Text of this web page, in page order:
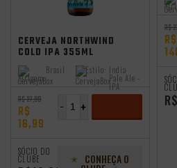
CERVEJA NORTHWIND
COLD IPA 355ML
Origem:
Brasil Estilo: India
Pale Ale -
IPA
R$ 27,99
R$
16,99
+
-
SÓCIO DO
CLUBE CONHEÇA O
R$
R$